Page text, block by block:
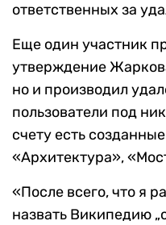
ответственных за
Еще один участник
утверждение
но и производил
пользователи под
счету есть
«Архитектура»,
«После всего, что я
назвать Википедию